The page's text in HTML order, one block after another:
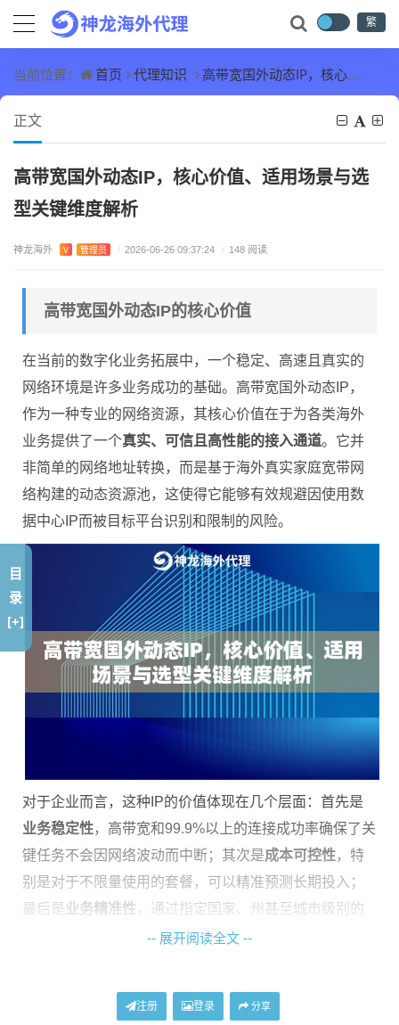
繁
当前位置： 首页 代理知识 高带宽国外动态IP，核心价值、适用场景与选型关键维度解析
正文
高带宽国外动态IP，核心价值、适用场景与选
型关键维度解析
神龙海外 V 管理员 / 2026-06-26 09:37:24 / 148 阅读
高带宽国外动态IP的核心价值
在当前的数字化业务拓展中，一个稳定、高速且真实的
网络环境是许多业务成功的基础。高带宽国外动态IP，
作为一种专业的网络资源，其核心价值在于为各类海外
业务提供了一个真实、可信且高性能的接入通道。它并
非简单的网络地址转换，而是基于海外真实家庭宽带网
络构建的动态资源池，这使得它能够有效规避因使用数
据中心IP而被目标平台识别和限制的风险。
对于企业而言，这种IP的价值体现在几个层面：首先是
业务稳定性，高带宽和99.9%以上的连接成功率确保了关
键任务不会因网络波动而中断；其次是成本可控性，特
别是对于不限量使用的套餐，可以精准预测长期投入；
最后是业务精准性 ，通过指定国家、州甚至城市级别的
定位，可以让业务操作更贴近目标市场，提升操作的成
心价值，设计了不同侧重点的产品方案。
-- 展开阅读全文 --
注册 登录 分享
目
录
[+]